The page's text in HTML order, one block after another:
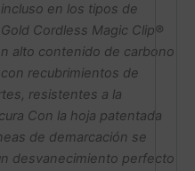
en los tipos de
Cordless Magic Clip®
alto contenido de carbono
recubrimientos de
resistentes a la
Con la hoja patentada
de demarcación se
desvanecimiento perfecto